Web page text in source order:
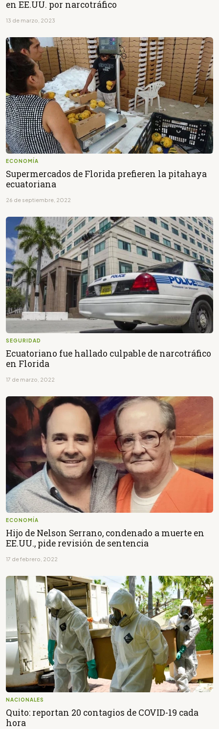
en EE.UU. por narcotráfico
13 de marzo, 2023
ECONOMÍA
Supermercados de Florida prefieren la pitahaya
ecuatoriana
26 de septiembre, 2022
SEGURIDAD
Ecuatoriano fue hallado culpable de narcotráfico
en Florida
17 de marzo, 2022
ECONOMÍA
Hijo de Nelson Serrano, condenado a muerte en
EE.UU., pide revisión de sentencia
17 de febrero, 2022
NACIONALES
Quito: reportan 20 contagios de COVID-19 cada
hora